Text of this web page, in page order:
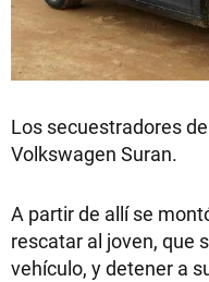
Los secuestradores
Volkswagen Suran.
A partir de allí se
rescatar al joven, que
vehículo, y detener a